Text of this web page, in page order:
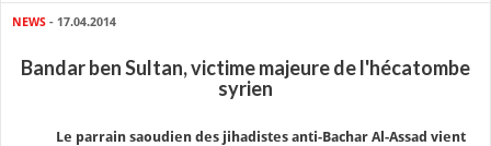
NEWS - 17.04.2014
Bandar ben Sultan, victime majeure de l'hécatombe
syrien
Le parrain saoudien des jihadistes anti-Bachar Al-Assad vient